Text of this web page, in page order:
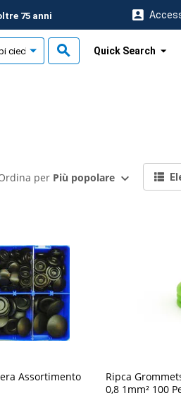
75 anni
Quick Search
per Più popolare
Assortimento
Ripca
0,8 1mm² 100